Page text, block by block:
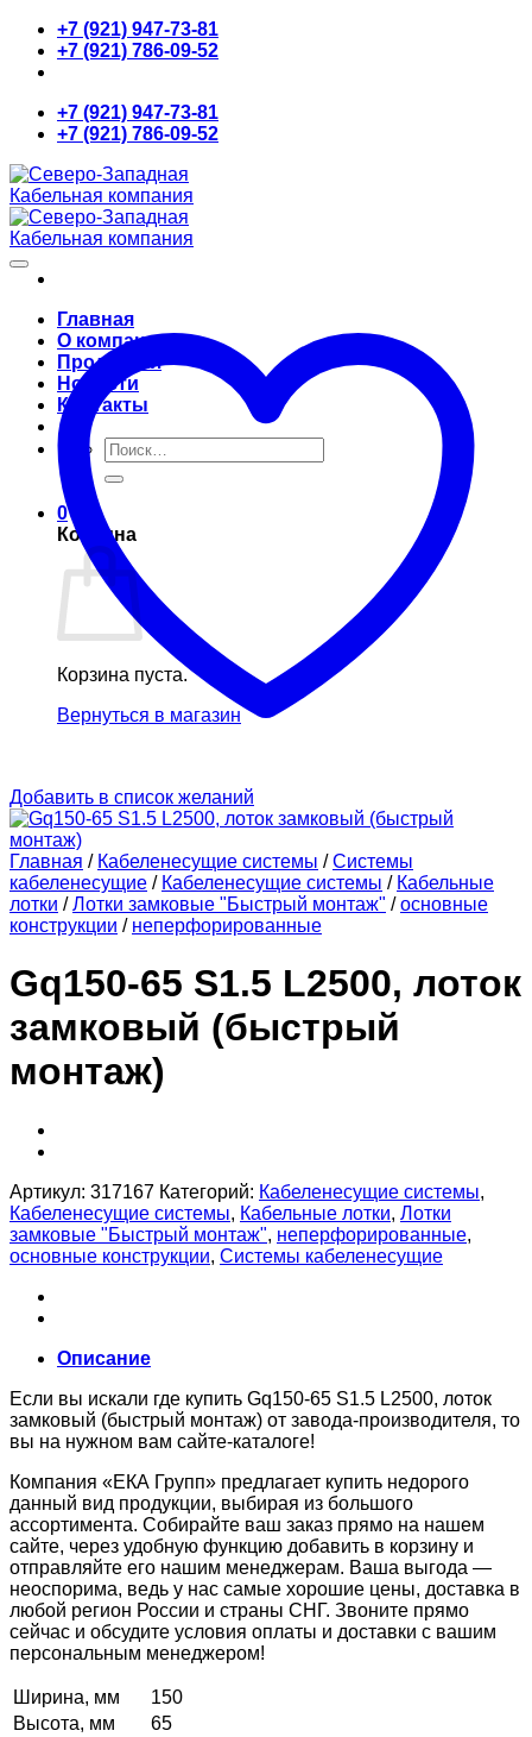
Skip
content
+7 (921) 947-73-81
+7 (921) 786-09-52
+7 (921) 947-73-81
+7 (921) 786-09-52
Главная
О компании
Продукция
Новости
Контакты
Искать:
0
Корзина
Корзина пуста.
Вернуться в магазин
Добавить в список желаний
Главная / Кабеленесущие системы / Системы
кабеленесущие / Кабеленесущие системы / Кабельные
лотки / Лотки замковые "Быстрый монтаж" / основные
конструкции / неперфорированные
Gq150-65 S1.5 L2500, лоток
замковый (быстрый
монтаж)
Артикул: 317167 Категорий: Кабеленесущие системы,
Кабеленесущие системы, Кабельные лотки, Лотки
замковые "Быстрый монтаж", неперфорированные,
основные конструкции, Системы кабеленесущие
Описание
Если вы искали где купить Gq150-65 S1.5 L2500, лоток
замковый (быстрый монтаж) от завода-производителя, то
вы на нужном вам сайте-каталоге!
Компания «ЕКА Групп» предлагает купить недорого
данный вид продукции, выбирая из большого
ассортимента. Собирайте ваш заказ прямо на нашем
сайте, через удобную функцию добавить в корзину и
отправляйте его нашим менеджерам. Ваша выгода —
неоспорима, ведь у нас самые хорошие цены, доставка в
любой регион России и страны СНГ. Звоните прямо
сейчас и обсудите условия оплаты и доставки с вашим
персональным менеджером!
Ширина, мм
150
Высота, мм
65